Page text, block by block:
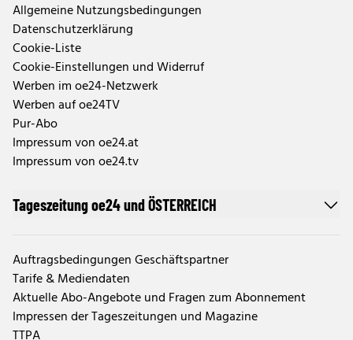
Allgemeine Nutzungsbedingungen
Datenschutzerklärung
Cookie-Liste
Cookie-Einstellungen und Widerruf
Werben im oe24-Netzwerk
Werben auf oe24TV
Pur-Abo
Impressum von oe24.at
Impressum von oe24.tv
Tageszeitung oe24 und ÖSTERREICH
Auftragsbedingungen Geschäftspartner
Tarife & Mediendaten
Aktuelle Abo-Angebote und Fragen zum Abonnement
Impressen der Tageszeitungen und Magazine